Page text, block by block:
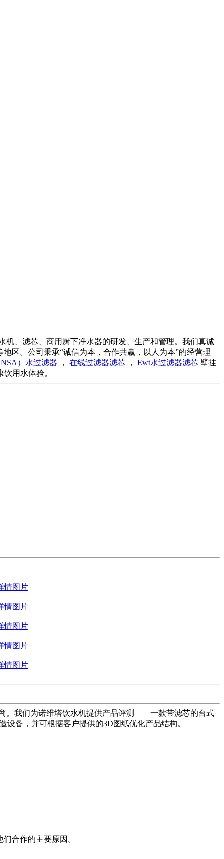
机、滤芯、商用厨下净水器的研发、生产和管理。我们真诚
区。公司秉承“诚信为本，合作共赢，以人为本”的经营理
）水过滤器 ， 在线过滤器滤芯 ， Ewt水过滤器滤芯 壁挂
用水体验。
。我们为诺维塔饮水机提供产品评测——一款带滤芯的台式
备，并可根据客户提供的3D图纸优化产品结构。
合作的主要原因。